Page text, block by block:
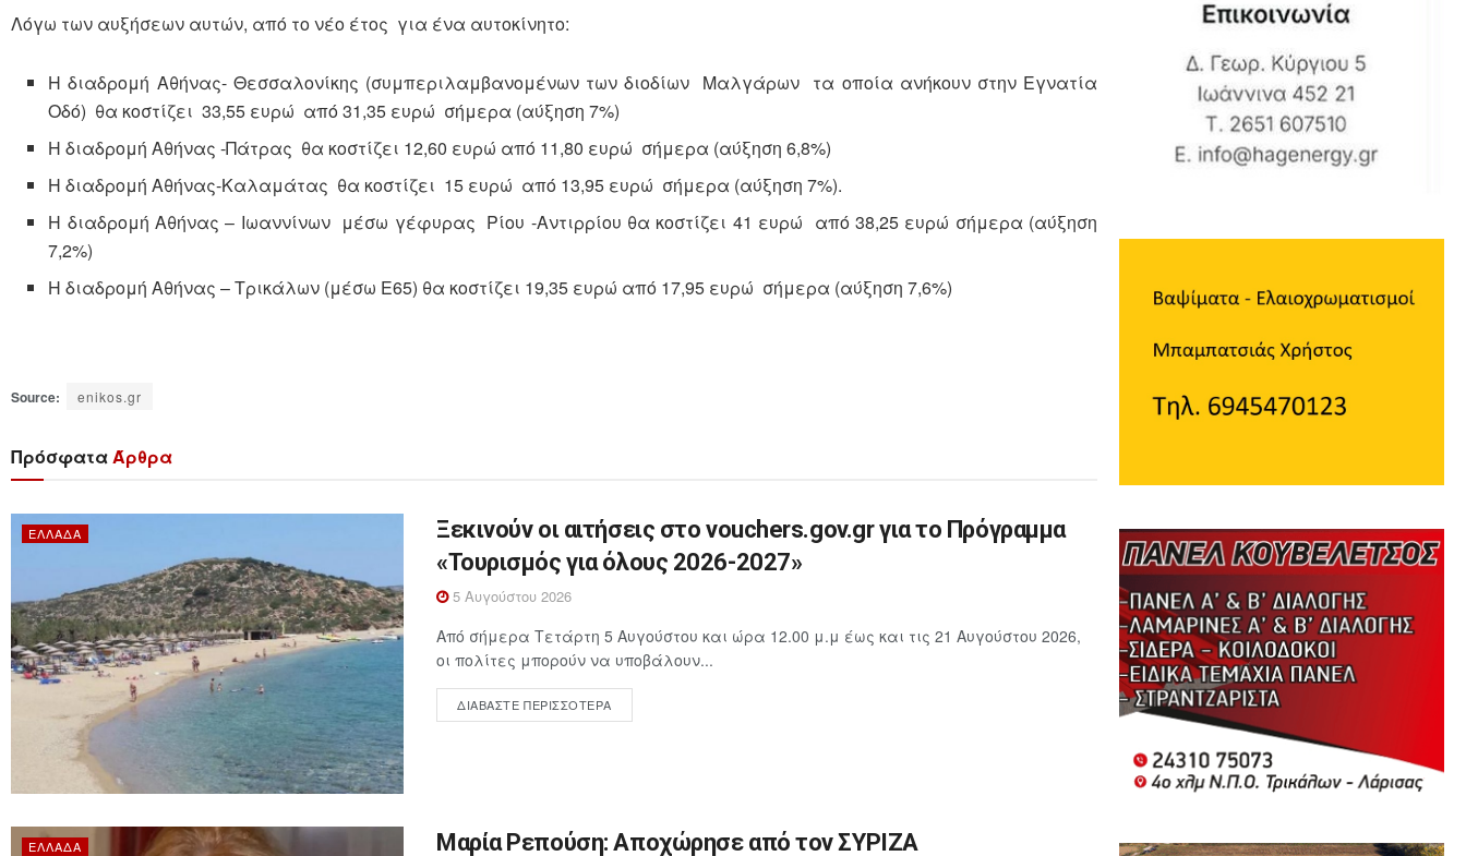
Λόγω των αυξήσεων αυτών, από το νέο έτος για ένα αυτοκίνητο:
Η διαδρομή Αθήνας- Θεσσαλονίκης (συμπεριλαμβανομένων των διοδίων Μαλγάρων τα οποία ανήκουν στην Εγνατία
Οδό) θα κοστίζει 33,55 ευρώ από 31,35 ευρώ σήμερα (αύξηση 7%)
Η διαδρομή Αθήνας -Πάτρας θα κοστίζει 12,60 ευρώ από 11,80 ευρώ σήμερα (αύξηση 6,8%)
Η διαδρομή Αθήνας-Καλαμάτας θα κοστίζει 15 ευρώ από 13,95 ευρώ σήμερα (αύξηση 7%).
Η διαδρομή Αθήνας – Ιωαννίνων μέσω γέφυρας Ρίου -Αντιρρίου θα κοστίζει 41 ευρώ από 38,25 ευρώ σήμερα (αύξηση
7,2%)
Η διαδρομή Αθήνας – Τρικάλων (μέσω Ε65) θα κοστίζει 19,35 ευρώ από 17,95 ευρώ σήμερα (αύξηση 7,6%)
Source: enikos.gr
Πρόσφατα Άρθρα
ΕΛΛΆΔΑ
Ξεκινούν οι αιτήσεις στο vouchers.gov.gr για το Πρόγραμμα
«Τουρισμός για όλους 2026-2027»
5 Αυγούστου 2026
Από σήμερα Τετάρτη 5 Αυγούστου και ώρα 12.00 μ.μ έως και τις 21 Αυγούστου 2026,
οι πολίτες μπορούν να υποβάλουν...
ΔΙΑΒΆΣΤΕ ΠΕΡΙΣΣΌΤΕΡΑ
ΕΛΛΆΔΑ
Μαρία Ρεπούση: Αποχώρησε από τον ΣΥΡΙΖΑ